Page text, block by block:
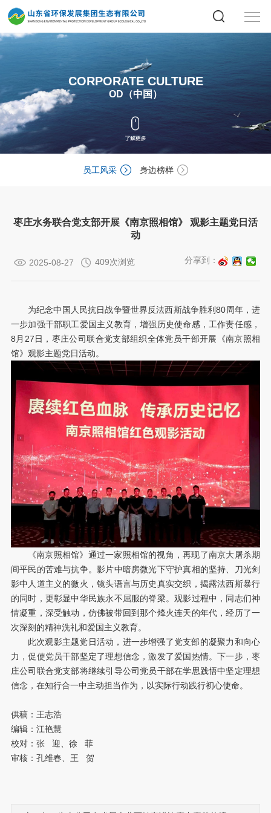
CORPORATE CULTURE
OD（中国）
员工风采 身边榜样
枣庄水务联合党支部开展《南京照相馆》 观影主题党日活
动
2025-08-27 409次浏览 分享到：
为纪念中国人民抗日战争暨世界反法西斯战争胜利80周年，进
一步加强干部职工爱国主义教育，增强历史使命感，工作责任感，
8月27日，枣庄公司联合党支部组织全体党员干部开展《南京照相
馆》观影主题党日活动。
《南京照相馆》通过一家照相馆的视角，再现了南京大屠杀期
间平民的苦难与抗争。影片中暗房微光下守护真相的坚持、刀光剑
影中人道主义的微火，镜头语言与历史真实交织，揭露法西斯暴行
的同时，更彰显中华民族永不屈服的脊梁。观影过程中，同志们神
情凝重，深受触动，仿佛被带回到那个烽火连天的年代，经历了一
次深刻的精神洗礼和爱国主义教育。
此次观影主题党日活动，进一步增强了党支部的凝聚力和向心
力，促使党员干部坚定了理想信念，激发了爱国热情。下一步，枣
庄公司联合党支部将继续引导公司党员干部在学思践悟中坚定理想
信念，在知行合一中主动担当作为，以实际行动践行初心使命。
供稿：王志浩
编辑：江艳慧
校对：张 迎、徐 菲
审核：孔维春、王 贺